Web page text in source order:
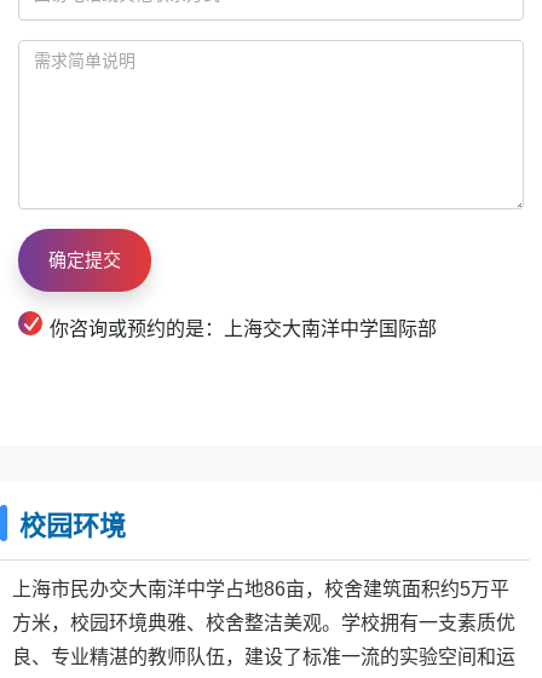
你咨询或预约的是：上海交大南洋中学国际部
校园环境
上海市民办交大南洋中学占地86亩，校舍建筑面积约5万平
方米，校园环境典雅、校舍整洁美观。学校拥有一支素质优
良、专业精湛的教师队伍，建设了标准一流的实验空间和运